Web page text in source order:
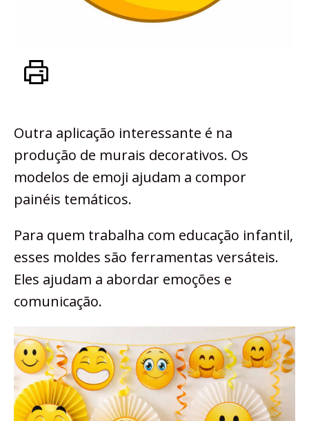
Outra aplicação interessante é na
produção de murais decorativos. Os
modelos de emoji ajudam a compor
painéis temáticos.
Para quem trabalha com educação infantil,
esses moldes são ferramentas versáteis.
Eles ajudam a abordar emoções e
comunicação.